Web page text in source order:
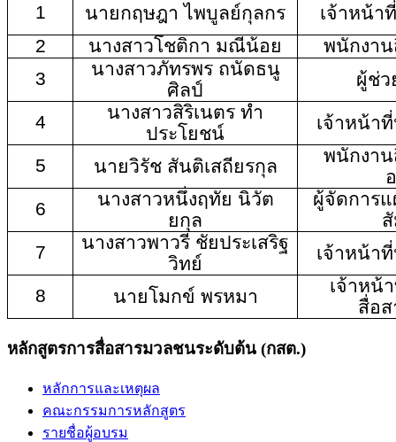
1 นายกฤษฎา ไพบูลย์กุลกร
เจ้าหน้า
2
นางสาวโชติกา มณีน้อย
พนักงาน
3
นางสาวภัทรพร ถนัดธนู
ศิลป์
ผู้ช่ว
4
นางสาวสิริเนตร ทำ
ประโยชน์
เจ้าหน้า
5
นายวิรัช สันติเสถียรกุล
พนักงาน
6
นางสาวหนึ่งฤทัย นิวัต
ยกุล
ผู้จัดการ
7
นางสาวพาวรี ชัยประเสริฐ
วิทย์
เจ้าหน้า
8
นายโมกข์ พรหมา
เจ้าหน้
สื่อส
หลักสูตรการสื่อสารมวลชนระดับต้น (กสต.)
หลักการและเหตุผล
คณะกรรมการหลักสูตร
รายชื่อผู้อบรม